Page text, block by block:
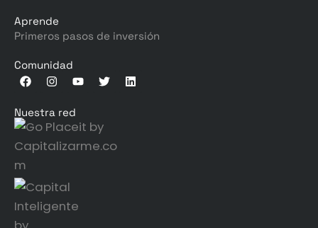
Aprende
Primeros pasos de inversión
Comunidad
Nuestra red